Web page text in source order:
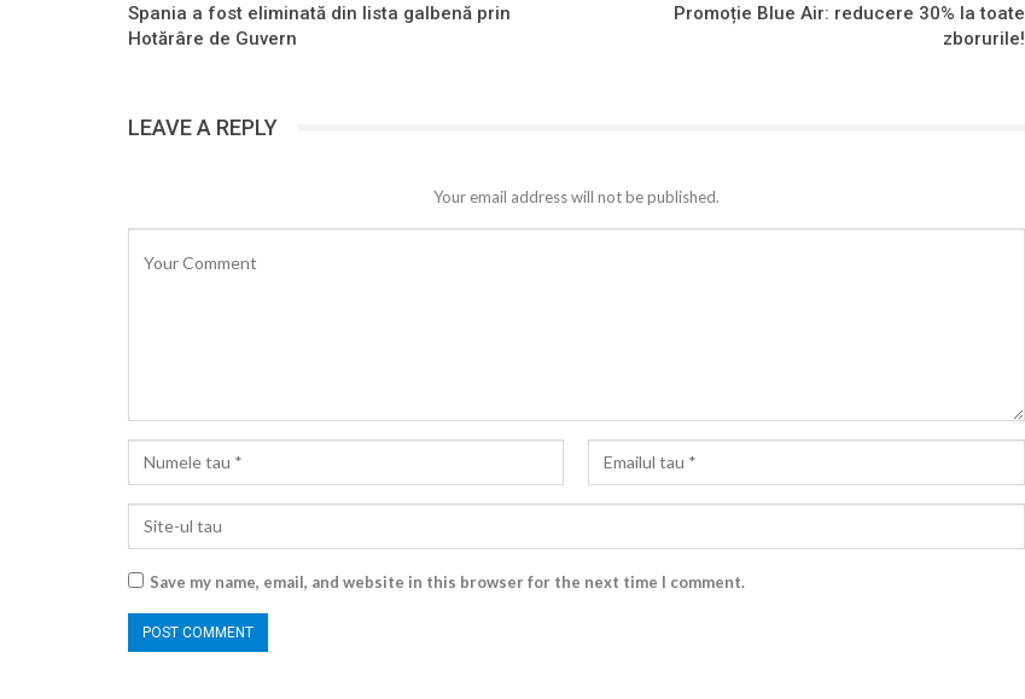
Spania a fost eliminată din lista galbenă prin
Hotărâre de Guvern
Promoție Blue Air: reducere 30% la toate
zborurile!
LEAVE A REPLY
Your email address will not be published.
Save my name, email, and website in this browser for the next time I comment.